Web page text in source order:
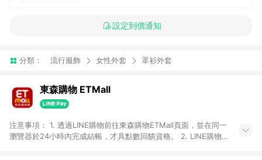
設定到價通知
分類： 流行服飾 女性外套 罩衫外套
東森購物 ETMall
注意事項： 1. 透過LINE購物前往東森購物ETMall頁面，並在同一
瀏覽器於24小時內完成結帳，才具點數回饋資格。 2. LINE購物